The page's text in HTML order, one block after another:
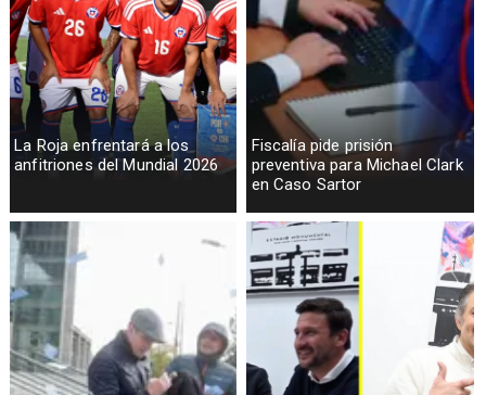
La Roja enfrentará a los
anfitriones del Mundial 2026
Fiscalía pide prisión
preventiva para Michael Clark
en Caso Sartor